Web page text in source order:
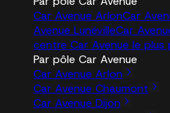
Car Avenue ArlonCar
Avenue LunévilleCar
centre Car Avenue le plus
Par pôle Car Avenue
Car Avenue Arlon
Car Avenue Chaumont
Car Avenue Dijon